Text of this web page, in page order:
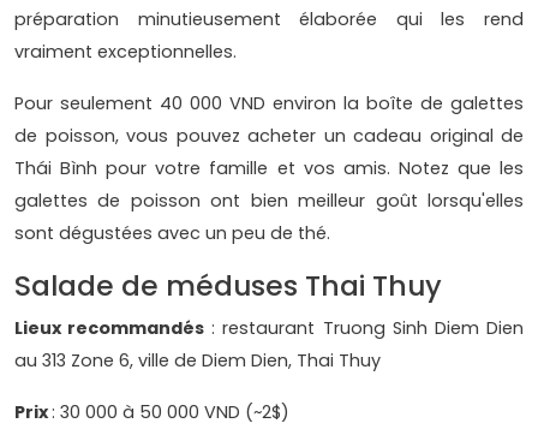
préparation minutieusement élaborée qui les rend
vraiment exceptionnelles.
Pour seulement 40 000 VND environ la boîte de galettes
de poisson, vous pouvez acheter un cadeau original de
Thái Bình pour votre famille et vos amis. Notez que les
galettes de poisson ont bien meilleur goût lorsqu'elles
sont dégustées avec un peu de thé.
Salade de méduses Thai Thuy
Lieux recommandés : restaurant Truong Sinh Diem Dien
au 313 Zone 6, ville de Diem Dien, Thai Thuy
Prix: 30 000 à 50 000 VND (~2$)